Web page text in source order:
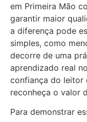
em Primeira Mão
garantir maior
a diferença pode
simples, como
decorre de uma
aprendizado real
confiança do leitor
reconheça o valor
Para demonstrar